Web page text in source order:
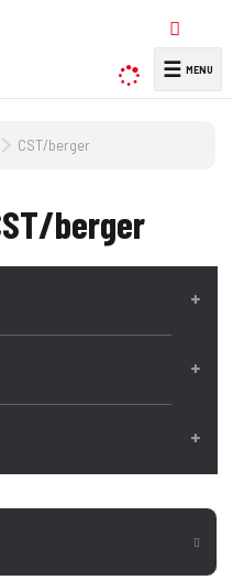
y
l
a
☰
CST/berger
berger